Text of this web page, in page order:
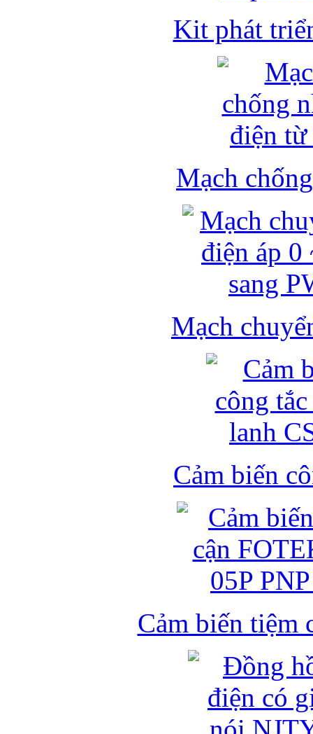
Kit phát
Mạch
Mạch
Cảm biến
Cảm biến tiệm